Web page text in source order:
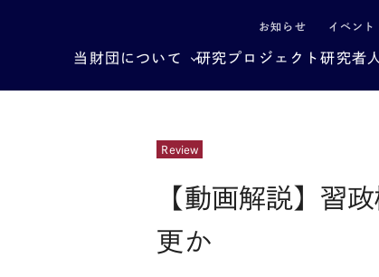
お知らせ イベント
当財団について 研究プロジェクト研究者
Review
【動画解説】習
更か